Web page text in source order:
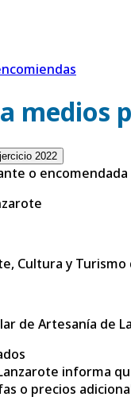
medios
2022
o encomendada
Cultura y Turismo
de Artesanía de
Lanzarote informa
o precios